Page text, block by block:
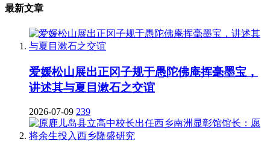
最新文章
爱媛松山展出正冈子规于愚陀佛庵挥毫墨宝，
讲述其与夏目漱石之交谊
2026-07-09 239